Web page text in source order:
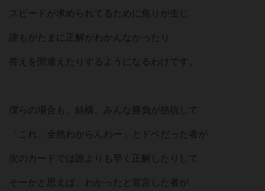
スピードが求められてるために焦りが生じ
誰もがたまに正解がわかんなかったり
答えを間違えたりするようになるわけです。
僕らの場合も、結構、みんな勝負が拮抗して
「これ、全然わからんわー」とドベだった者が
次のカードでは誰よりも早く正解したりして
そーかと思えば、わかったと宣言した者が